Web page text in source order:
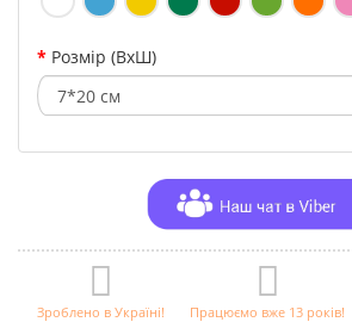
Розмір (ВхШ)
Зроблено в Україні! Працюємо вже 13 років!